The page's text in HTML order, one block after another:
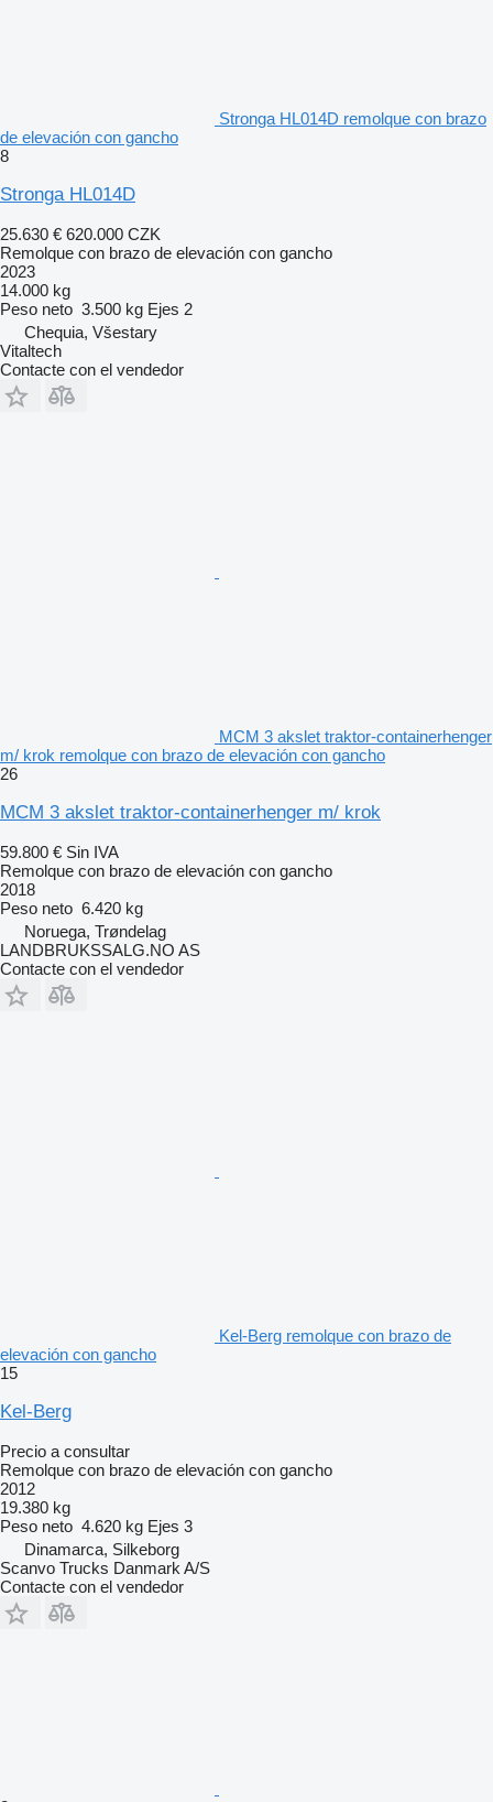
Stronga HL014D remolque con brazo
de elevación con gancho
8
Stronga HL014D
25.630 € 620.000 CZK
Remolque con brazo de elevación con gancho
2023
14.000 kg
Peso neto 3.500 kg Ejes 2
Chequia, Všestary
Vitaltech
Contacte con el vendedor
MCM 3 akslet traktor-containerhenger
m/ krok remolque con brazo de elevación con gancho
26
MCM 3 akslet traktor-containerhenger m/ krok
59.800 € Sin IVA
Remolque con brazo de elevación con gancho
2018
Peso neto 6.420 kg
Noruega, Trøndelag
LANDBRUKSSALG.NO AS
Contacte con el vendedor
Kel-Berg remolque con brazo de
elevación con gancho
15
Kel-Berg
Precio a consultar
Remolque con brazo de elevación con gancho
2012
19.380 kg
Peso neto 4.620 kg Ejes 3
Dinamarca, Silkeborg
Scanvo Trucks Danmark A/S
Contacte con el vendedor